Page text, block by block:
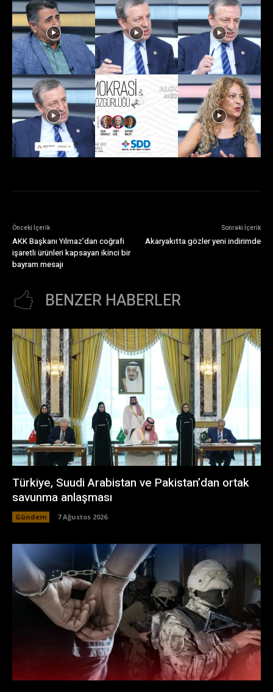
Önceki İçerik
AKK Başkanı Yılmaz’dan coğrafi
işaretli ürünleri kapsayan ikinci bir
bayram mesajı
Sonraki İçerik
Akaryakıtta gözler yeni indirimde
BENZER HABERLER
Türkiye, Suudi Arabistan ve Pakistan’dan ortak
savunma anlaşması
Gündem 7 Ağustos 2026